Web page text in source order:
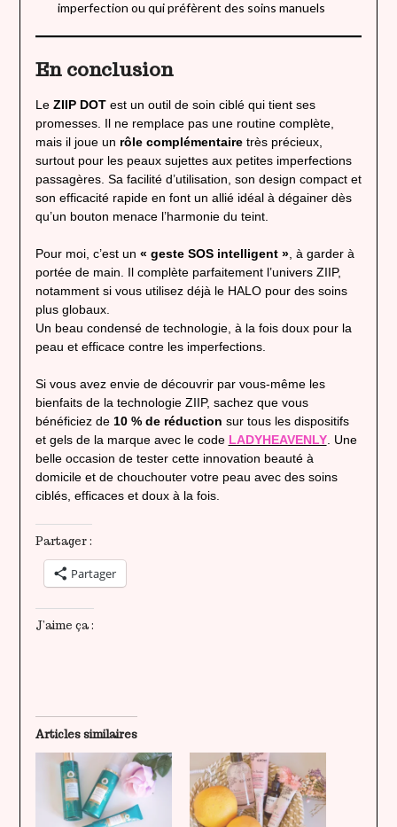
imperfection ou qui préfèrent des soins manuels
En conclusion
Le ZIIP DOTest un outil de soin ciblé qui tient ses
promesses. Il ne remplace pas une routine complète,
mais il joue un rôle complémentairetrès précieux,
surtout pour les peaux sujettes aux petites imperfections
passagères. Sa facilité d’utilisation, son design compact et
son efficacité rapide en font un allié idéal à dégainer dès
qu’un bouton menace l’harmonie du teint.
Pour moi, c’est un « geste SOS intelligent », à garder à
portée de main. Il complète parfaitement l’univers ZIIP,
notamment si vous utilisez déjà le HALO pour des soins
plus globaux.
Un beau condensé de technologie, à la fois doux pour la
peau et efficace contre les imperfections.
Si vous avez envie de découvrir par vous-même les
bienfaits de la technologie ZIIP, sachez que vous
bénéficiez de 10 % de réduction sur tous les dispositifs
et gels de la marque avec le code LADYHEAVENLY. Une
belle occasion de tester cette innovation beauté à
domicile et de chouchouter votre peau avec des soins
ciblés, efficaces et doux à la fois.
Partager :
Partager
J’aime ça :
Articles similaires